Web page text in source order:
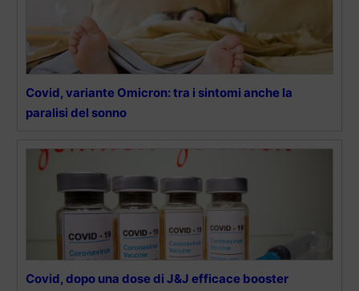
Covid, variante Omicron: tra i sintomi anche la
paralisi del sonno
Covid, dopo una dose di J&J efficace booster